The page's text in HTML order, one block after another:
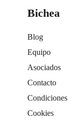
Bichea
Blog
Equipo
Asociados
Contacto
Condiciones
Cookies